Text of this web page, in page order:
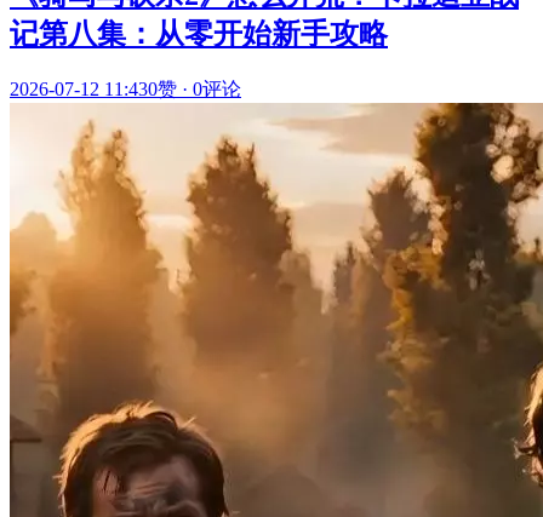
记第八集：从零开始新手攻略
2026-07-12 11:430赞 · 0评论